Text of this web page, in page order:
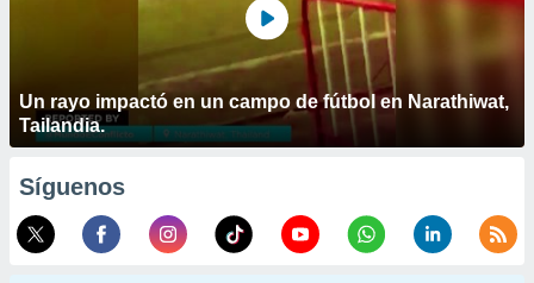
Un rayo impactó en un campo de fútbol en Narathiwat,
Tailandia.
Síguenos